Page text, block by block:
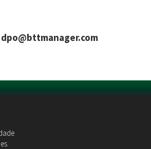
dpo@bttmanager.com